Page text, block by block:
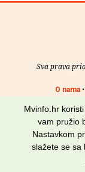
Sva prava
O nama•
Mvinfo.hr
vam pružio
Nastavkom
slažete se sa